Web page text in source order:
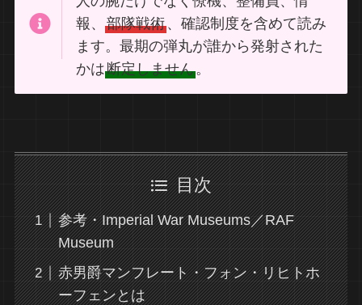
報、部隊戦術、確認制度を含めて読み
ます。最期の弾丸が誰から発射された
かは断定しません。
目次
参考・Imperial War Museums／RAF
Museum
赤男爵マンフレート・フォン・リヒトホ
ーフェンとは